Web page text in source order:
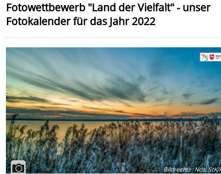
Fotowettbewerb "Land der Vielfalt" - unser
Fotokalender für das Jahr 2022
Bildrechte:Nds. StK/